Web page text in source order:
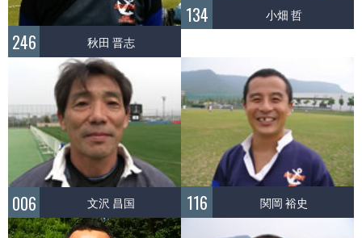
246 秋田 晋志
134 小畑 哲
006 文沢 昌国 116 関岡 裕史